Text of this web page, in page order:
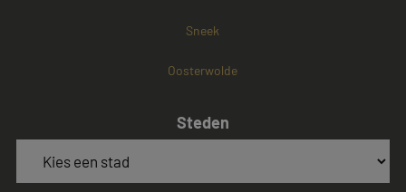
Sneek
Oosterwolde
Steden